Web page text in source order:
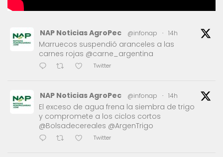
NAP Noticias AgroPec @infonap · 14h
Marruecos suspendió aranceles a las
carnes rojas @carne_argentina
Twitter
NAP Noticias AgroPec @infonap · 14h
El exceso de agua frena la siembra de trigo
y compromete a los ciclos cortos
@Bolsadecereales @ArgenTrigo
Twitter